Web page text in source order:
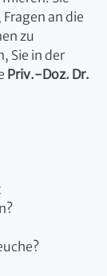
an die
zu
Sie in der
Priv.-Doz. Dr.